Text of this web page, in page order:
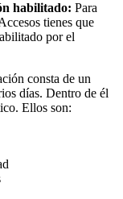
habilitado: Para
tienes que
por el
consta de un
días. Dentro de él
Ellos son: